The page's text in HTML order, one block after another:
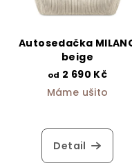
Autosedačka
beige
od 2 690 Kč
Máme ušito
Detail